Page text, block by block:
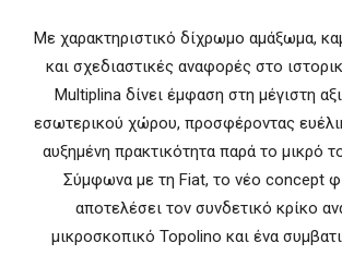
Με χαρακτηριστικό δίχρωμο αμάξωμα,
και σχεδιαστικές αναφορές στο
Multiplina δίνει έμφαση στη μέγιστη
εσωτερικού χώρου, προσφέροντας
αυξημένη πρακτικότητα παρά το μικρό
Σύμφωνα με τη Fiat, το νέο concept
αποτελέσει τον συνδετικό κρίκο
μικροσκοπικό Topolino και ένα